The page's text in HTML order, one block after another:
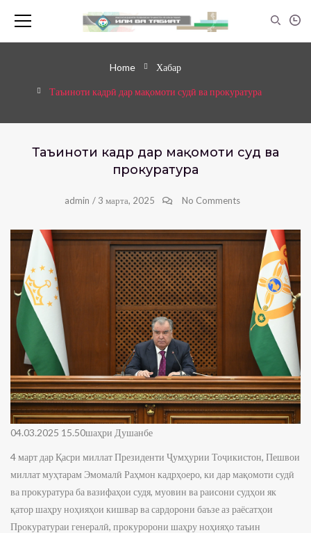
Home Хабар
Таъиноти кадрӣ дар мақомоти судӣ ва прокуратура
Таъиноти кадрӣ дар мақомоти судӣ ва
прокуратура
admin / 3 марта, 2025 No Comments
04.03.2025 15.50шаҳри Душанбе
4 март дар Қасри миллат Президенти Ҷумҳурии Тоҷикистон, Пешвои
миллат муҳтарам Эмомалӣ Раҳмон кадрҳоеро, ки дар мақомоти судӣ
ва прокуратура ба вазифаҳои судя, муовин ва раисони судҳои як
қатор шаҳру ноҳияҳои кишвар ва сардорони баъзе аз раёсатҳои
Прокуратураи генералӣ, прокуророни шаҳру ноҳияҳо таъин